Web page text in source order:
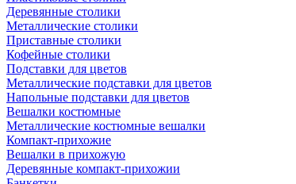
Деревянные столики
Металлические столики
Приставные столики
Кофейные столики
Подставки для цветов
Металлические подставки для цветов
Напольные подставки для цветов
Вешалки костюмные
Металлические костюмные вешалки
Компакт-прихожие
Вешалки в прихожую
Деревянные компакт-прихожии